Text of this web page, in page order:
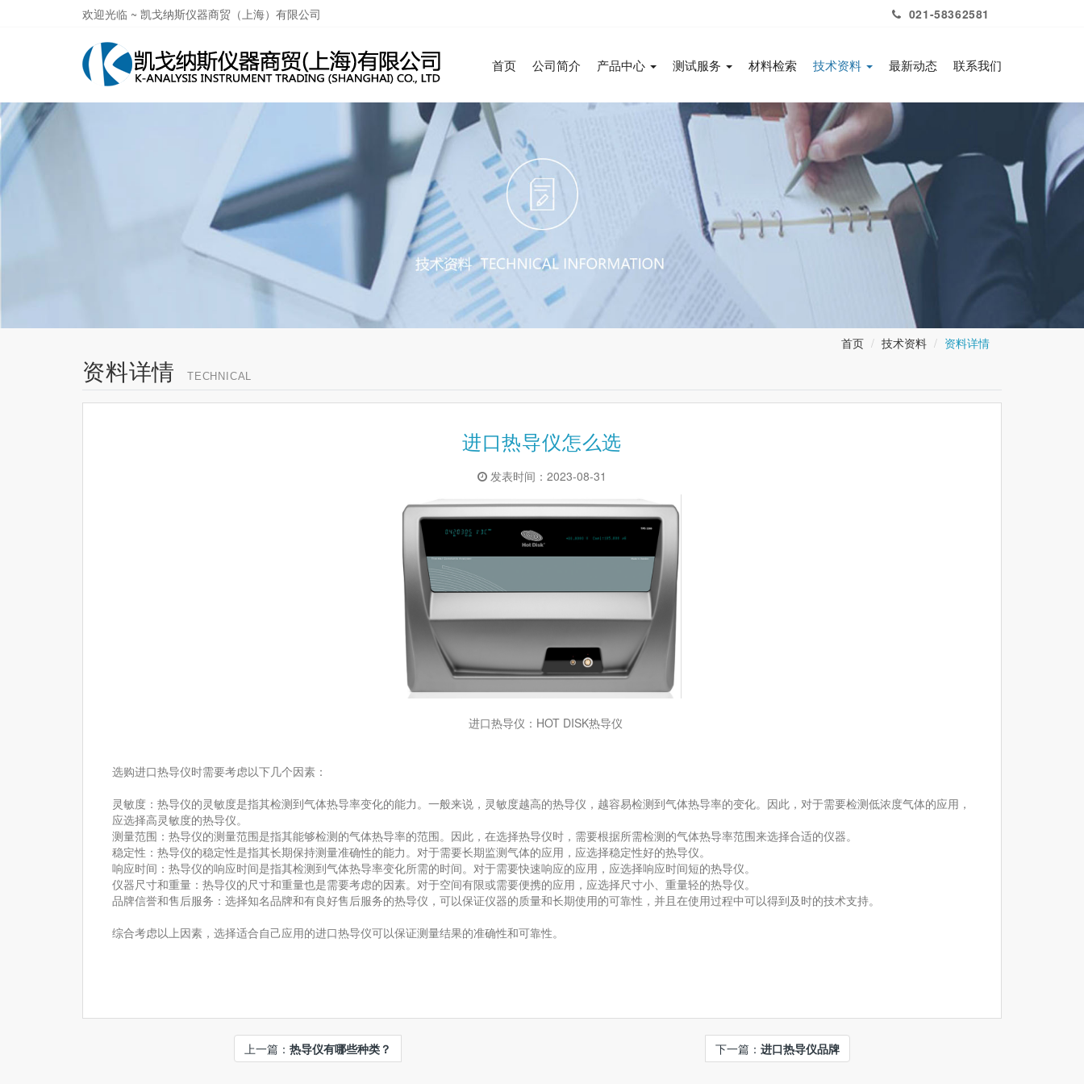
欢迎光临 ~ 凯戈纳斯仪器商贸（上海）有限公司 021-58362581
首页 公司简介 产品中心 测试服务 材料检索 技术资料 最新动态 联系我们
首页 技术资料 资料详情
资料详情 TECHNICAL
进口热导仪怎么选
发表时间：2023-08-31
进口热导仪：HOT DISK热导仪
选购进口热导仪时需要考虑以下几个因素：
灵敏度：热导仪的灵敏度是指其检测到气体热导率变化的能力。一般来说，灵敏度越高的热导仪，越容易检测到气体热导率的变化。因此，对于需要检测低浓度气体的应用，
应选择高灵敏度的热导仪。
测量范围：热导仪的测量范围是指其能够检测的气体热导率的范围。因此，在选择热导仪时，需要根据所需检测的气体热导率范围来选择合适的仪器。
稳定性：热导仪的稳定性是指其长期保持测量准确性的能力。对于需要长期监测气体的应用，应选择稳定性好的热导仪。
响应时间：热导仪的响应时间是指其检测到气体热导率变化所需的时间。对于需要快速响应的应用，应选择响应时间短的热导仪。
仪器尺寸和重量：热导仪的尺寸和重量也是需要考虑的因素。对于空间有限或需要便携的应用，应选择尺寸小、重量轻的热导仪。
品牌信誉和售后服务：选择知名品牌和有良好售后服务的热导仪，可以保证仪器的质量和长期使用的可靠性，并且在使用过程中可以得到及时的技术支持。
综合考虑以上因素，选择适合自己应用的进口热导仪可以保证测量结果的准确性和可靠性。
上一篇：热导仪有哪些种类？ 下一篇： 进口热导仪品牌